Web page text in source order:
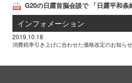
G20の日露首脳会談で 「日露平和条
インフォメーション
2019.10.18
消費税率引き上げに合わせた価格改定のお知らせ